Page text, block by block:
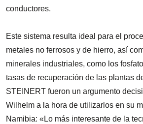
conductores.
Este sistema resulta ideal para el
metales no ferrosos y de hierro, así
minerales industriales, como los
tasas de recuperación de las plantas
STEINERT fueron un argumento
Wilhelm a la hora de utilizarlos en su
Namibia: «Lo más interesante de la